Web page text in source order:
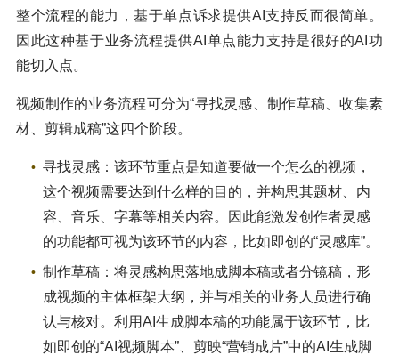
整个流程的能力，基于单点诉求提供AI支持反而很简单。
因此这种基于业务流程提供AI单点能力支持是很好的AI功
能切入点。
视频制作的业务流程可分为“寻找灵感、制作草稿、收集素
材、剪辑成稿”这四个阶段。
寻找灵感：该环节重点是知道要做一个怎么的视频，
这个视频需要达到什么样的目的，并构思其题材、内
容、音乐、字幕等相关内容。因此能激发创作者灵感
的功能都可视为该环节的内容，比如即创的“灵感库”。
制作草稿：将灵感构思落地成脚本稿或者分镜稿，形
成视频的主体框架大纲，并与相关的业务人员进行确
认与核对。利用AI生成脚本稿的功能属于该环节，比
如即创的“AI视频脚本”、剪映“营销成片”中的AI生成脚